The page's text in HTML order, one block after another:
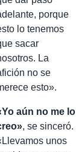
porque
lo tenemos
sacar
La
no se
esto».
aún no me lo
, se sinceró.
unos